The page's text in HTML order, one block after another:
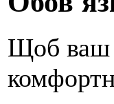
Щоб ваш